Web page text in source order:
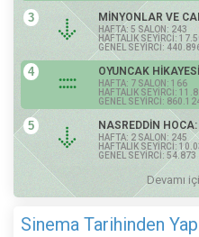
3 MİNYONLAR VE
HAFTA: 5 SALON: 243
HAFTALIK SEYİRCİ:
GENEL SEYİRCİ:
4 OYUNCAK
HAFTA: 7 SALON: 166
HAFTALIK SEYİRCİ:
GENEL SEYİRCİ:
5 NASREDDİN
HAFTA: 2 SALON: 245
HAFTALIK SEYİRCİ:
GENEL SEYİRCİ: 54.873
Devamı
Sinema Tarihinden